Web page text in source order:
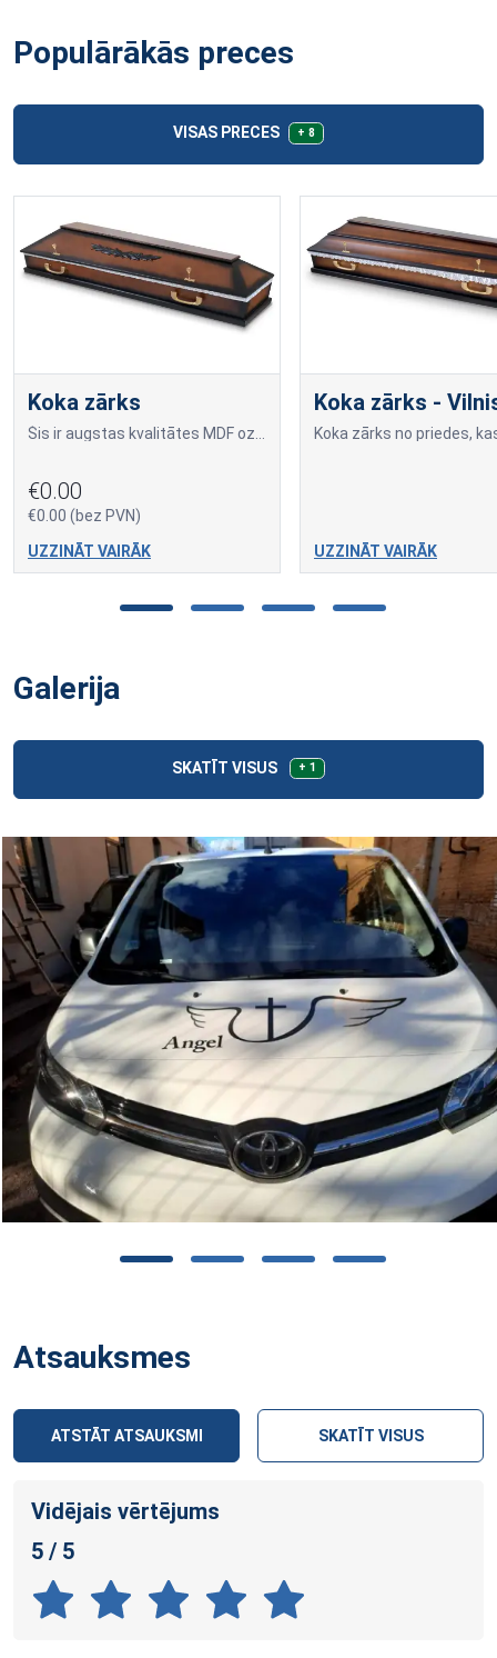
Populārākās preces
VISAS PRECES + 8
Koka zārks
€0.00
€0.00 (bez PVN)
UZZINĀT VAIRĀK
Koka zārks -
UZZINĀT VAIRĀK
Galerija
SKATĪT VISUS + 1
Atsauksmes
ATSTĀT ATSAUKSMI SKATĪT VISUS
Vidējais vērtējums
5 / 5